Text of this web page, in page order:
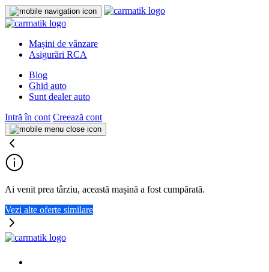
Mașini de vânzare
Asigurări RCA
Blog
Ghid auto
Sunt dealer auto
Intră în cont Creează cont
Ai venit prea târziu, această mașină a fost cumpărată.
Vezi alte oferte similare